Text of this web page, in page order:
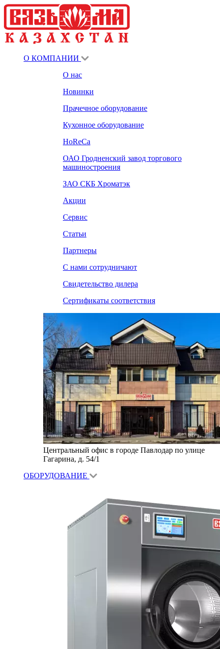
О КОМПАНИИ
О нас
Новинки
Прачечное оборудование
Кухонное оборудование
HoReCa
ОАО Гродненский завод торгового
машиностроения
ЗАО СКБ Хроматэк
Акции
Сервис
Статьи
Партнеры
С нами сотрудничают
Свидетельство дилера
Сертификаты соответствия
Центральный офис в городе Павлодар по улице
Гагарина, д. 54/1
ОБОРУДОВАНИЕ